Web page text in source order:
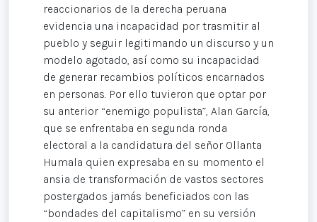
reaccionarios de la derecha peruana
evidencia una incapacidad por trasmitir al
pueblo y seguir legitimando un discurso y un
modelo agotado, así como su incapacidad
de generar recambios políticos encarnados
en personas. Por ello tuvieron que optar por
su anterior “enemigo populista”, Alan García,
que se enfrentaba en segunda ronda
electoral a la candidatura del señor Ollanta
Humala quien expresaba en su momento el
ansia de transformación de vastos sectores
postergados jamás beneficiados con las
“bondades del capitalismo” en su versión